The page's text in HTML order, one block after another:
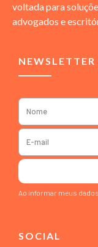
voltada para
advogados e
NEWSLETTER
Ao informar meus
SOCIAL